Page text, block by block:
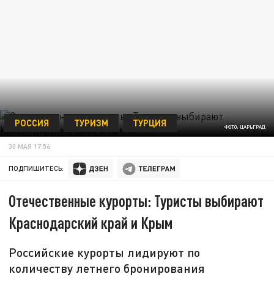
ФОТО: ЦАРЬГРАД
РОССИЯ ТУРИЗМ ТУРЦИЯ
30 МАЯ 17:56
ПОДПИШИТЕСЬ:
Отечественные курорты: Туристы выбирают
Краснодарский край и Крым
Российские курорты лидируют по
количеству летнего бронирования